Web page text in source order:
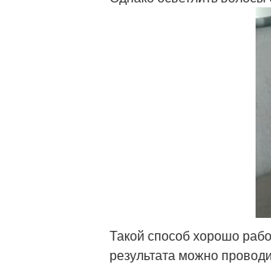
Такой способ хорошо
результата можно